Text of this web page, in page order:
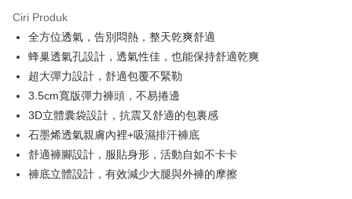
Apple Pay
JKOPAY
Easy Wallet
Plus PAY
[Terma Penggunaan untuk OP Pay Later]
Ciri Produk
全方位透氣，告別悶熱，整天乾爽舒適
蜂巢透氣孔設計，透氣性佳，也能保持舒適乾爽
超大彈力設計，舒適包覆不緊勒
3.5cm寬版彈力褲頭，不易捲邊
3D立體囊袋設計，抗震又舒適的包裏感
石墨烯透氣親膚內裡+吸濕排汗褲底
舒適褲腳設計，服貼身形，活動自如不卡卡
褲底立體設計，有效減少大腿與外褲的摩擦